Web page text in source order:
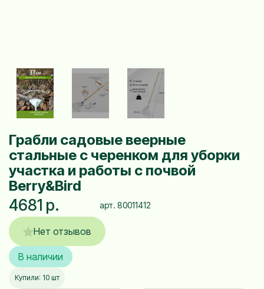
Нет отзывов
В наличии
Купили: 10 шт
Грабли садовые веерные
стальные с черенком для уборки
участка и работы с почвой
Berry&Bird
4681 р. арт. 80011412